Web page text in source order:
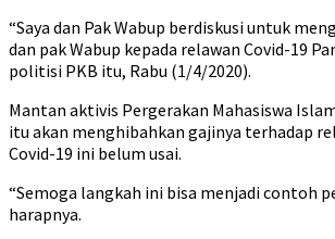
“Saya dan Pak Wabup berdiskusi untuk
dan pak Wabup kepada relawan Covid-19
politisi PKB itu, Rabu (1/4/2020).
Mantan aktivis Pergerakan Mahasiswa
itu akan menghibahkan gajinya terhadap
Covid-19 ini belum usai.
“Semoga langkah ini bisa menjadi contoh
harapnya.